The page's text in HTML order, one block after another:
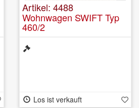
Artikel: 4488
Wohnwagen SWIFT Typ
460/2
Los ist verkauft